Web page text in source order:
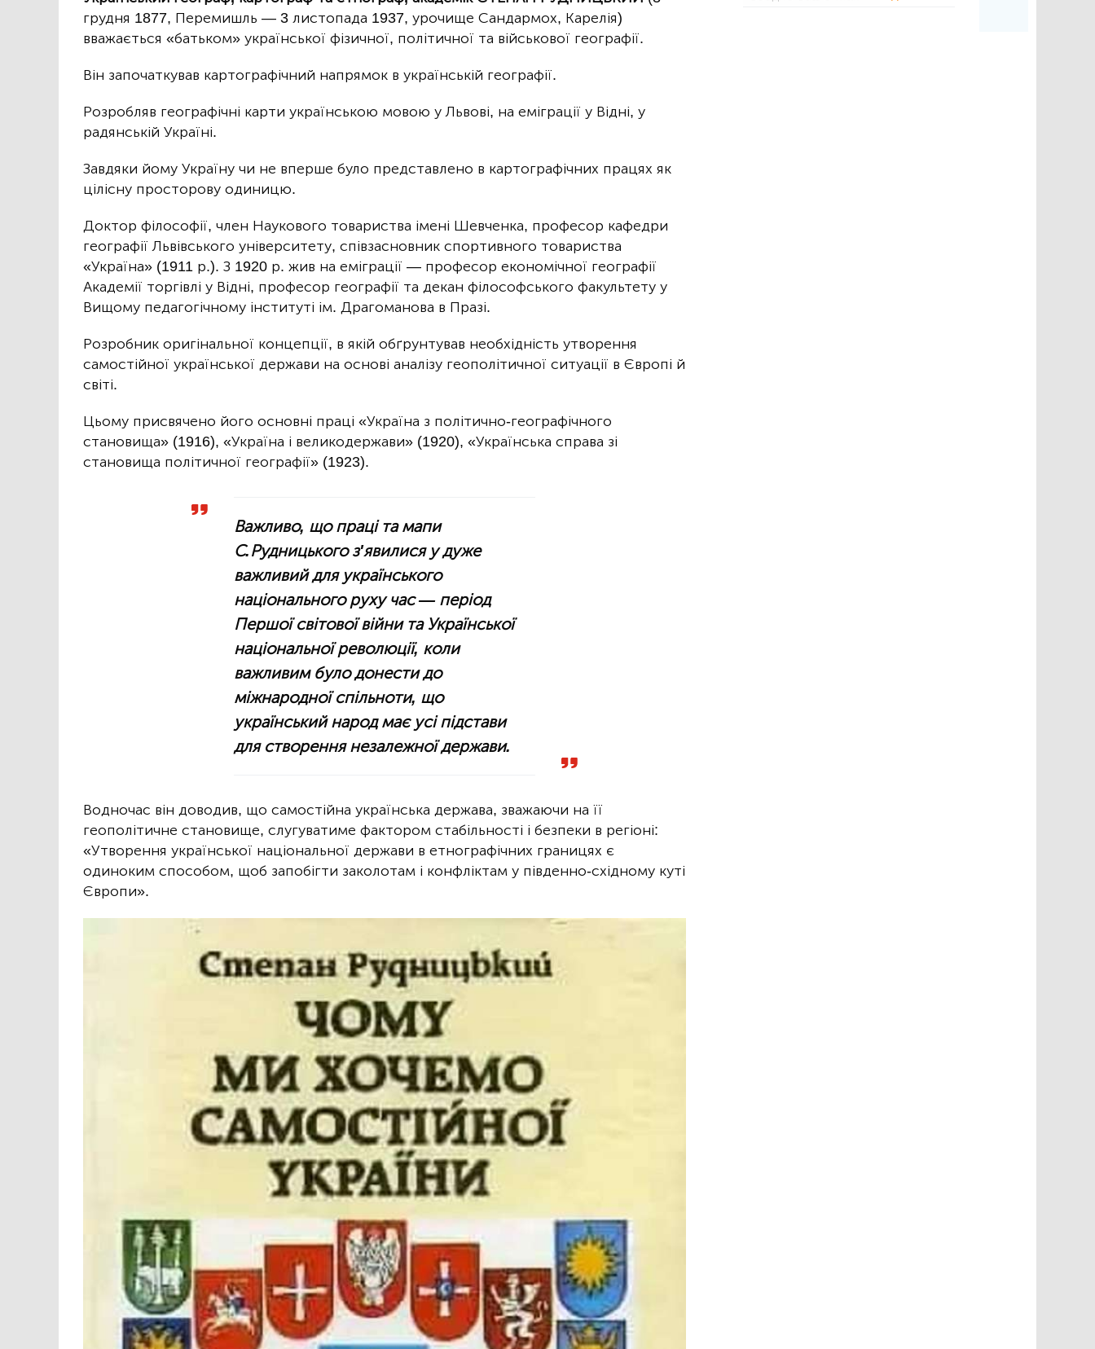
грудня 1877, Перемишль — 3 листопада 1937, урочище Сандармох, Карелія)
вважається «батьком» української фізичної, політичної та військової географії.
Він започаткував картографічний напрямок в українській географії.
Розробляв географічні карти українською мовою у Львові, на еміграції у Відні, у
радянській Україні.
Завдяки йому Україну чи не вперше було представлено в картографічних працях як
цілісну просторову одиницю.
Доктор філософії, член Наукового товариства імені Шевченка, професор кафедри
географії Львівського університету, співзасновник спортивного товариства
«Україна» (1911 р.). З 1920 р. жив на еміграції — професор економічної географії
Академії торгівлі у Відні, професор географії та декан філософського факультету у
Вищому педагогічному інституті ім. Драгоманова в Празі.
Розробник оригінальної концепції, в якій обґрунтував необхідність утворення
самостійної української держави на основі аналізу геополітичної ситуації в Європі й
світі.
Цьому присвячено його основні праці «Україна з політично-географічного
становища» (1916), «Україна і великодержави» (1920), «Українська справа зі
становища політичної географії» (1923).
Важливо, що праці та мапи
С.Рудницького з'явилися у дуже
важливий для українського
національного руху час — період
Першої світової війни та Української
національної революції, коли
важливим було донести до
міжнародної спільноти, що
український народ має усі підстави
для створення незалежної держави.
Водночас він доводив, що самостійна українська держава, зважаючи на її
геополітичне становище, слугуватиме фактором стабільності і безпеки в регіоні:
«Утворення української національної держави в етнографічних границях є
одиноким способом, щоб запобігти заколотам і конфліктам у південно-східному куті
Європи».